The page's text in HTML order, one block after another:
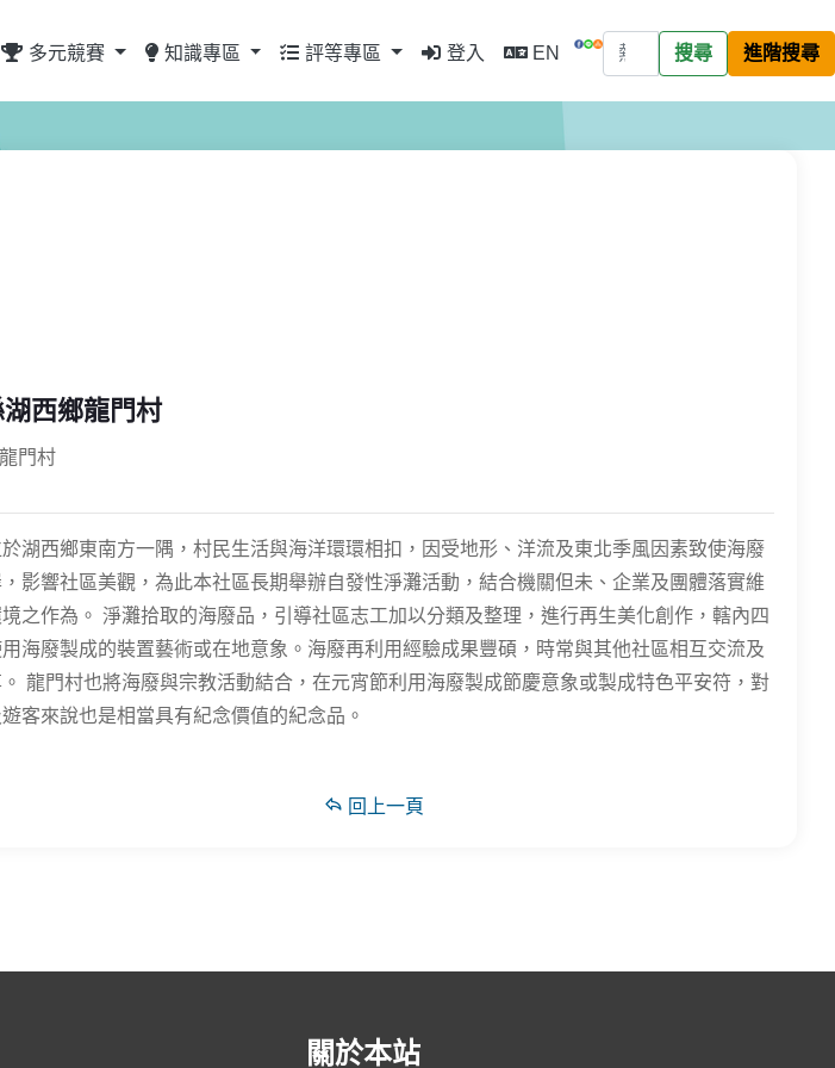
多元競賽 知識專區 評等專區 登入 EN 搜尋
西鄉龍門村
龍門村
湖西鄉東南方一隅，村民生活與海洋環環相扣，因受地形、洋流及東北季風因素致使海廢
，影響社區美觀，為此本社區長期舉辦自發性淨灘活動，結合機關但未、企業及團體落實維
之作為。 淨灘拾取的海廢品，引導社區志工加以分類及整理，進行再生美化創作，轄內四
海廢製成的裝置藝術或在地意象。海廢再利用經驗成果豐碩，時常與其他社區相互交流及
龍門村也將海廢與宗教活動結合，在元宵節利用海廢製成節慶意象或製成特色平安符，對
客來說也是相當具有紀念價值的紀念品。
回上一頁
關於本站